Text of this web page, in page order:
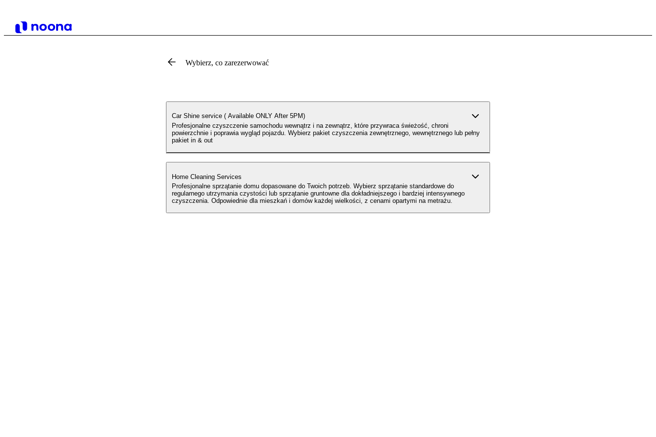
Wybierz, co zarezerwować
Car Shine service ( Available ONLY After 5PM)
Profesjonalne czyszczenie samochodu wewnątrz i na zewnątrz, które przywraca świeżość, chroni
powierzchnie i poprawia wygląd pojazdu. Wybierz pakiet czyszczenia zewnętrznego, wewnętrznego lub pełny
pakiet in & out
Home Cleaning Services
Profesjonalne sprzątanie domu dopasowane do Twoich potrzeb. Wybierz sprzątanie standardowe do
regularnego utrzymania czystości lub sprzątanie gruntowne dla dokładniejszego i bardziej intensywnego
czyszczenia. Odpowiednie dla mieszkań i domów każdej wielkości, z cenami opartymi na metrażu.